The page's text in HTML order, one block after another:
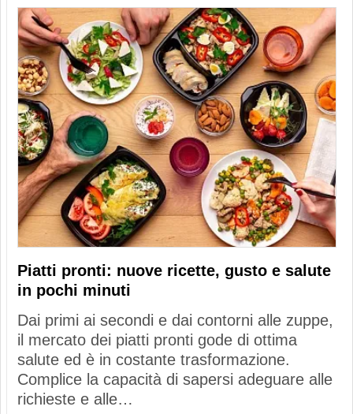
Piatti pronti: nuove ricette, gusto e salute
in pochi minuti
Dai primi ai secondi e dai contorni alle zuppe,
il mercato dei piatti pronti gode di ottima
salute ed è in costante trasformazione.
Complice la capacità di sapersi adeguare alle
richieste e alle…